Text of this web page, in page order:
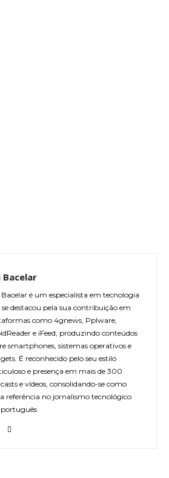
Bacelar
é um especialista em tecnologia
se destacou pela sua contribuição em
como 4gnews, Pplware,
e iFeed, produzindo conteúdos
smartphones, sistemas operativos e
É reconhecido pelo seu estilo
e presença em mais de 300
e vídeos, consolidando-se como
referência no jornalismo tecnológico